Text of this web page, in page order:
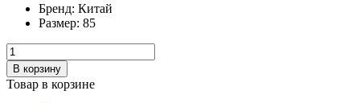
Бренд: Китай
Размер: 85
В корзину
Товар в корзине